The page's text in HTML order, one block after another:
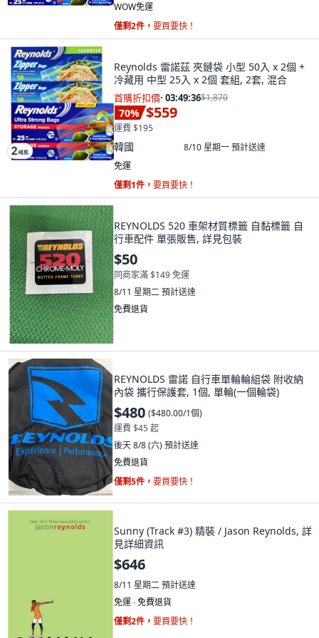
WOW免運
僅剩2件， 要買要快！
Reynolds 雷諾茲 夾鏈袋 小型 50入 x 2個 +
冷藏用 中型 25入 x 2個 套組, 2套, 混合
首購折扣價· 03:49:34$1,870
70% $559
運費 $195
韓國 8/10 星期一預計送達
免運
僅剩1件， 要買要快！
REYNOLDS 520 車架材質標籤 自黏標籤 自
行車配件 單張販售, 詳見包裝
$50
同商家滿 $149 免運
8/11 星期二預計送達
免費退貨
REYNOLDS 雷諾 自行車單輪輪組袋 附收納
內袋 攜行保護套, 1個, 單輪(一個輪袋)
$480 ($480.00/1個)
運費 $45 起
後天 8/8 (六) 預計送達
免費退貨
僅剩5件， 要買要快！
Sunny (Track #3) 精裝 / Jason Reynolds, 詳
見詳細資訊
$646
8/11 星期二預計送達
免運 ∙ 免費退貨
僅剩2件， 要買要快！